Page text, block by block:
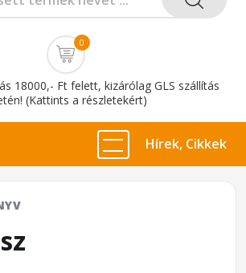
0
18000,- Ft felett, kizárólag GLS szállítás
(Kattints a részletekért)
Hírek, Cikkek